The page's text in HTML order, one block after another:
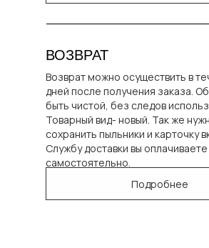
ВОЗВРАТ
Возврат можно осуществить в
дней после получения заказа.
быть чистой, без следов
Товарный вид- новый. Так же
сохранить пыльники и карточку
Службу доставки вы оплачиваете
самостоятельно.
Подробнее